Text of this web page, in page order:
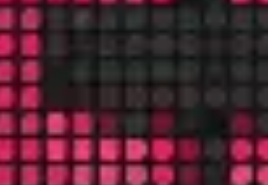
Diagramme & Abbildungen